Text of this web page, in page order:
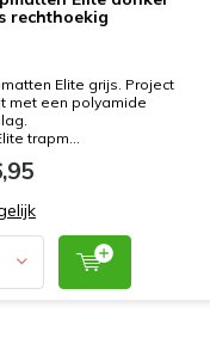
rechthoekig
Elite grijs. Project
met een polyamide
trapm...